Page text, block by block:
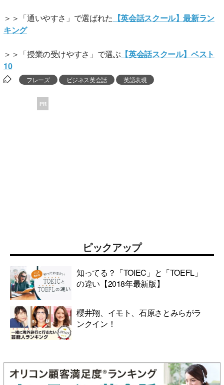
＞＞「通いやすさ」で選ばれた 【英会話スクール】最新ラン
キング
＞＞「授業の受けやすさ」で選ぶ【英会話スクール】ベスト
10
フレーズ ビジネス英会話 英語表現
PR
ピックアップ
知ってる？「TOIEC」と「TOEFL」
の違い【2018年最新版】
櫻井翔、イモト、石原さとみらがラ
ンクイン！